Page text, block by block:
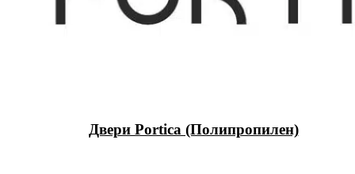
Двери Portica (Полипропилен)